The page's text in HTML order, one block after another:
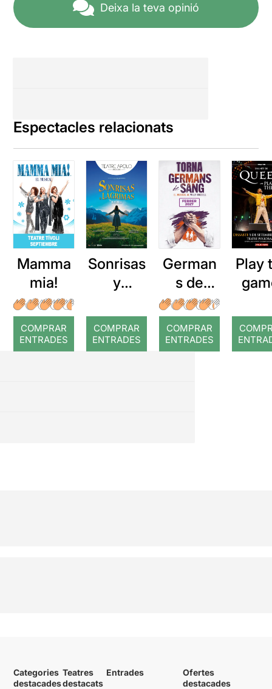
Deixa la teva opinió
Espectacles relacionats
Mamma
mia!
COMPRAR
ENTRADES
Sonrisas
y
COMPRAR
ENTRADES
German
s de
sang
COMPRAR
ENTRADES
Play
ge
Categories
destacades
Teatres
destacats
Entrades
Ofertes
destacades